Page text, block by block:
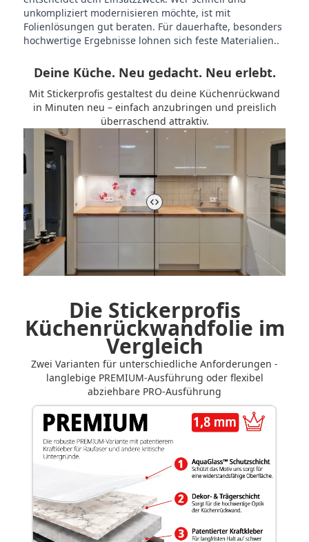
unkompliziert modernisieren möchte, ist mit
Folienlösungen gut beraten. Für dauerhafte, besonders
hochwertige Ergebnisse lohnen sich feste Materialien..
Deine Küche. Neu gedacht. Neu erlebt.
Mit Stickerprofis gestaltest du deine Küchenrückwand
in Minuten neu – einfach anzubringen und preislich
überraschend attraktiv.
Die Stickerprofis
Küchenrückwandfolie im
Vergleich
Zwei Varianten für unterschiedliche Anforderungen -
langlebige PREMIUM-Ausführung oder flexibel
abziehbare PRO-Ausführung